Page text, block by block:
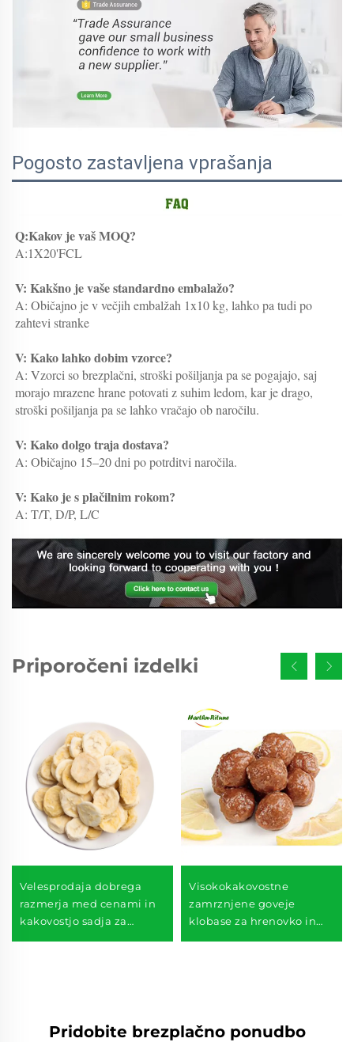
Pogosto zastavljena vprašanja
Q:Kakov je vaš MOQ?
A:1X20'FCL
V: Kakšno je vaše standardno embalažo?
A: Običajno je v večjih embalžah 1x10 kg, lahko pa tudi po
zahtevi stranke
V: Kako lahko dobim vzorce?
A: Vzorci so brezplačni, stroški pošiljanja pa se pogajajo, saj
morajo mrazene hrane potovati z suhim ledom, kar je drago,
stroški pošiljanja pa se lahko vračajo ob naročilu.
V: Kako dolgo traja dostava?
A: Običajno 15–20 dni po potrditvi naročila.
V: Kako je s plačilnim rokom?
A: T/T, D/P, L/C
Priporočeni izdelki
Velesprodaja dobrega
razmerja med cenami in
kakovostjo sadja za
Visokokakovostne
zamrznjene goveje
klobase za hrenovko in
Pridobite brezplačno ponudbo